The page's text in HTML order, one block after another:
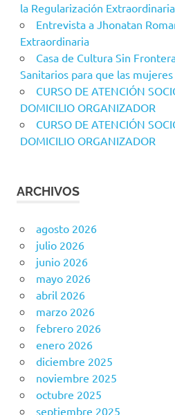
la Regularización Extraordinaria
Entrevista a Jhonatan
Extraordinaria
Casa de Cultura Sin
Sanitarios para que las
CURSO DE ATENCIÓN
DOMICILIO ORGANIZADOR
CURSO DE ATENCIÓN
DOMICILIO ORGANIZADOR
ARCHIVOS
agosto 2026
julio 2026
junio 2026
mayo 2026
abril 2026
marzo 2026
febrero 2026
enero 2026
diciembre 2025
noviembre 2025
octubre 2025
septiembre 2025